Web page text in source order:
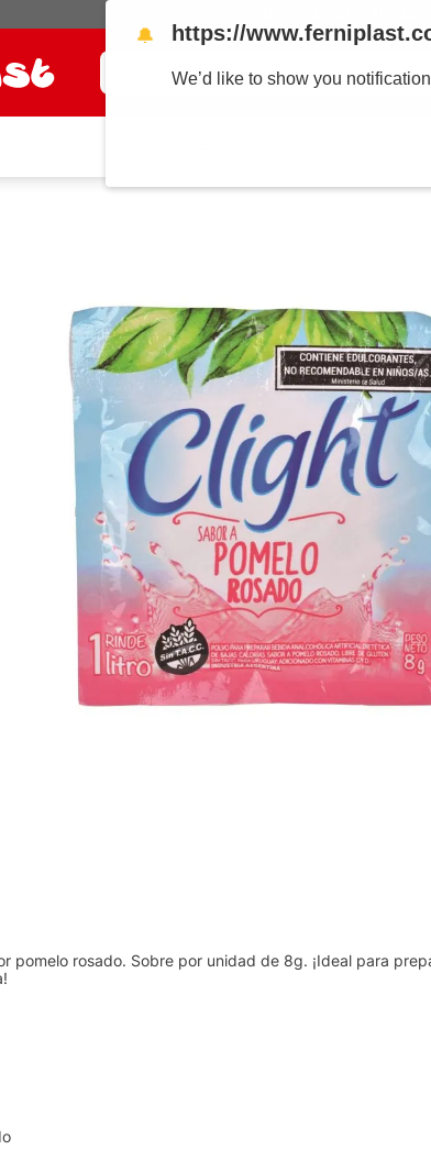
¿Qué estás buscando?
pomelo rosado. Sobre por unidad de 8g. ¡Ideal para
🔔 https://
We’d like to show you